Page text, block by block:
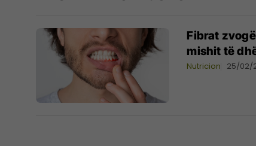
Fibrat
mishit të
Nutricion 25/02/